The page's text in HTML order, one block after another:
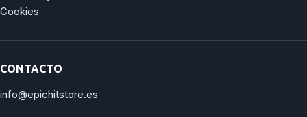
Cookies
CONTACTO
info@epichitstore.es